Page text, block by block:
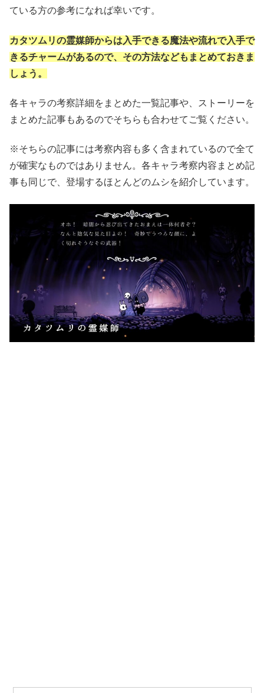
ている方の参考になれば幸いです。
カタツムリの霊媒師からは入手できる魔法や流れで入手で
きるチャームがあるので、その方法などもまとめておきま
しょう。
各キャラの考察詳細をまとめた一覧記事や、ストーリーを
まとめた記事もあるのでそちらも合わせてご覧ください。
※そちらの記事には考察内容も多く含まれているので全て
が確実なものではありません。各キャラ考察内容まとめ記
事も同じで、登場するほとんどのムシを紹介しています。